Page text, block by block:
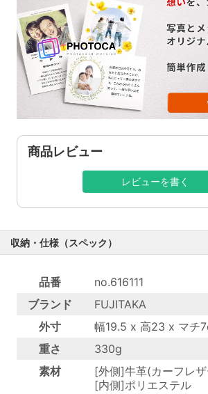
商品レビュー
レビューを書く
収納・仕様（スペック）
品番
no.616111
ブランド
FUJITAKA
外寸
幅19.5 x 高23 x マチ
重さ
330g
素材
[外側]牛革(カーフレ
[内側]ポリエステル